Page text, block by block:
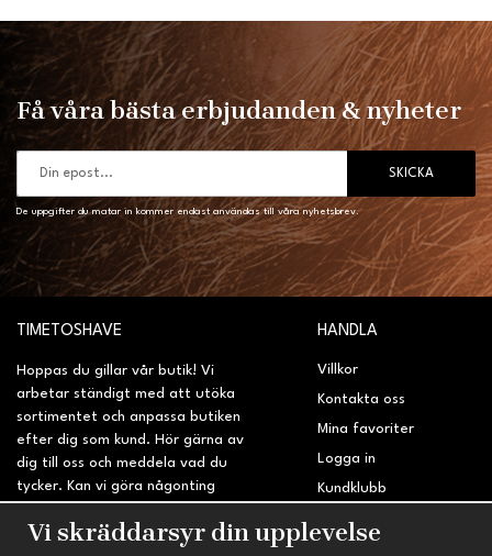
Få våra bästa erbjudanden & nyheter
SKICKA
De uppgifter du matar in kommer endast användas till våra nyhetsbrev.
TIMETOSHAVE
Hoppas du gillar vår butik! Vi
arbetar ständigt med att utöka
sortimentet och anpassa butiken
efter dig som kund. Hör gärna av
dig till oss och meddela vad du
tycker. Kan vi göra någonting
sidan?
HANDLA
Villkor
Kontakta oss
Mina favoriter
Logga in
Kundklubb
Vi skräddarsyr din upplevelse